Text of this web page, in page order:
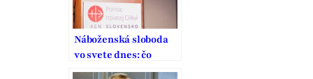
Náboženská sloboda
vo svete dnes: čo
môžeme pre ňu urobiť